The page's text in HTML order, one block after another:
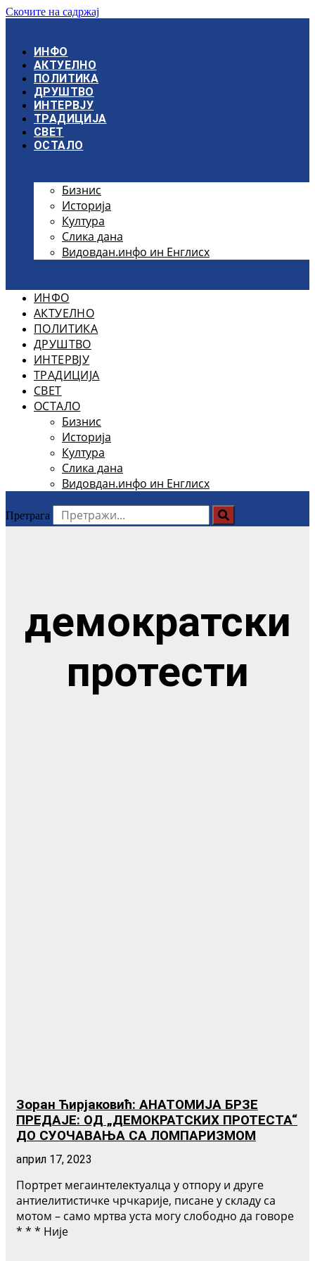
Скочите на садржај
ИНФО
АКТУЕЛНО
ПОЛИТИКА
ДРУШТВО
ИНТЕРВЈУ
ТРАДИЦИЈА
СВЕТ
ОСТАЛО
Бизнис
Историја
Култура
Слика дана
Видовдан.инфо ин Енглисх
ИНФО
АКТУЕЛНО
ПОЛИТИКА
ДРУШТВО
ИНТЕРВЈУ
ТРАДИЦИЈА
СВЕТ
ОСТАЛО
Бизнис
Историја
Култура
Слика дана
Видовдан.инфо ин Енглисх
Претрага
демократски
протести
Зоран Ћирјаковић: АНАТОМИЈА БРЗЕ
ПРЕДАЈЕ: ОД „ДЕМОКРАТСКИХ ПРОТЕСТА“
ДО СУОЧАВАЊА СА ЛОМПАРИЗМОМ
април 17, 2023
Портрет мегаинтелектуалца у отпору и друге
антиелитистичке чрчкарије, писане у складу са
мотом – само мртва уста могу слободно да говоре
* * * Није